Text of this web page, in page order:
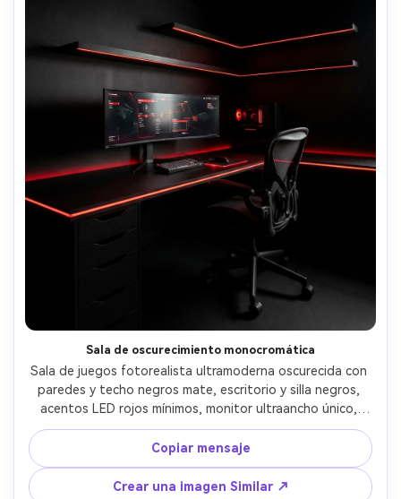
Sala de oscurecimiento monocromática
Sala de juegos fotorealista ultramoderna oscurecida con
paredes y techo negros mate, escritorio y silla negros,
acentos LED rojos mínimos, monitor ultraancho único,
tiras de luz sutiles que trazan líneas arquitectónicas,
sombras de alto contraste, tomado en Sony A7IV, lente
de 24 mm, f/2.5, interior dramático y discreto, enfoque
nítido, superficies realistas y micro-texturas-AR 4:5
Copiar mensaje
Crear una imagen Similar ↗